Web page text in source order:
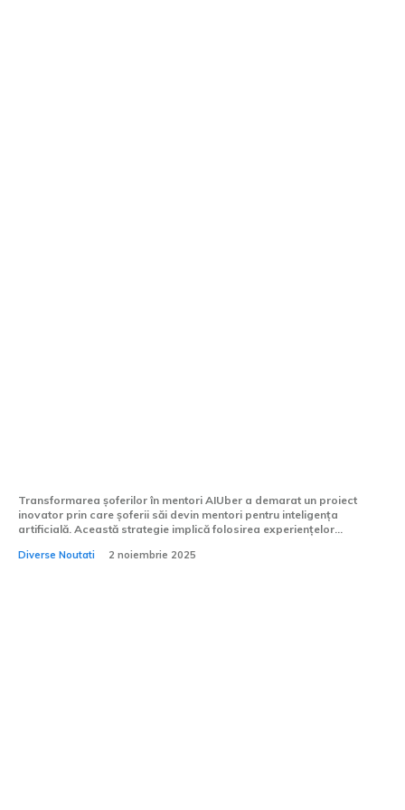
Transformarea șoferilor în mentori AIUber a demarat un proiect
inovator prin care șoferii săi devin mentori pentru inteligența
artificială. Această strategie implică folosirea experiențelor...
Diverse Noutati 2 noiembrie 2025